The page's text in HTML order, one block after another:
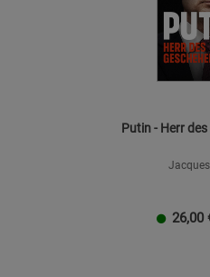
Putin - Herr
26,00